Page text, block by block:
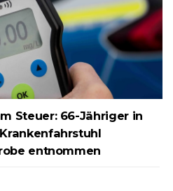
Steuer: 66-Jähriger in
entnommen